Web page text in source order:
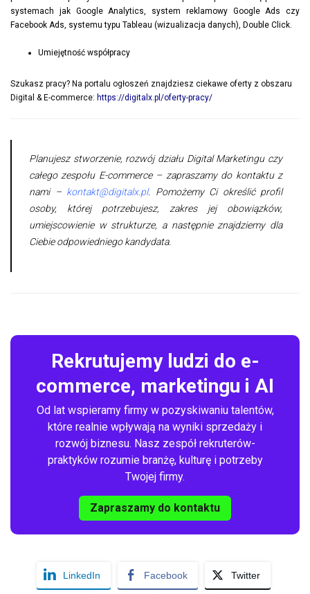
systemach jak Google Analytics, system reklamowy Google Ads czy
Facebook Ads, systemu typu Tableau (wizualizacja danych), Double Click.
Umiejętność współpracy
Szukasz pracy? Na portalu ogłoszeń znajdziesz ciekawe oferty z obszaru
Digital & E-commerce: https://digitalx.pl/oferty-pracy/
Planujesz stworzenie, rozwój działu Digital Marketingu czy
całego zespołu E-commerce – zapraszamy do kontaktu z
nami – kontakt@digitalx.pl. Pomożemy Ci określić profil
osoby, której potrzebujesz, zakres jej obowiązków,
umiejscowienie w strukturze, a następnie znajdziemy dla
Ciebie odpowiedniego kandydata.
Rekrutujemy ludzi do e-
commerce, marketingu i AI
Od lat wspieramy firmy w pozyskiwaniu talentów,
które realnie wpływają na wyniki sprzedaży i
rozwój biznesu. Nasz zespół rekruterów-
praktyków rozumie branżę, kulturę i potrzeby
Twojej firmy.
Zapraszamy do kontaktu
LinkedIn Facebook Twitter